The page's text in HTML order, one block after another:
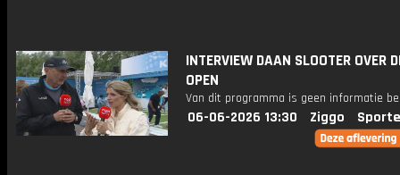
INTERVIEW DAAN SLOOTER OVER
OPEN
Van dit programma is geen informatie
06-06-2026 13:30 Ziggo